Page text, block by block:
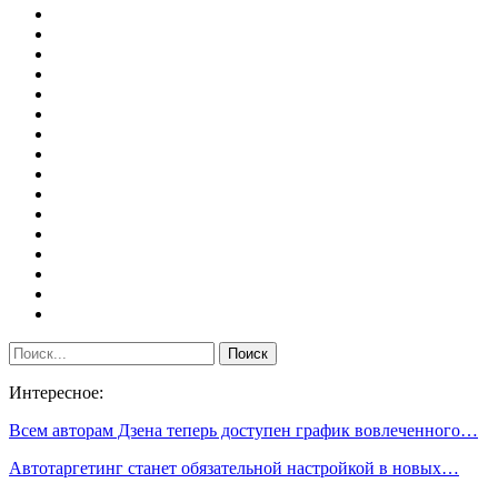
Интересное:
Всем авторам Дзена теперь доступен график вовлеченного…
Автотаргетинг станет обязательной настройкой в новых…